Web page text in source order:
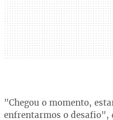
"Chegou o momento,
enfrentarmos o desafio",